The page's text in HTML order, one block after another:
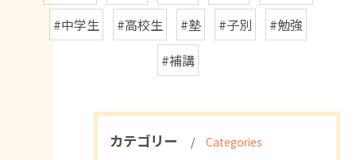
#中学生
#高校生 #塾 #子別
#勉強
#補講
カテゴリー Categories